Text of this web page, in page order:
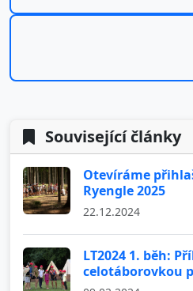
Související články
Otevíráme
Ryengle 2025
22.12.2024
LT2024 1. běh:
celotáborovkou